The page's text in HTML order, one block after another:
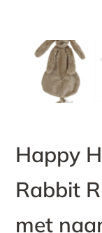
Happy
Rabbit
met